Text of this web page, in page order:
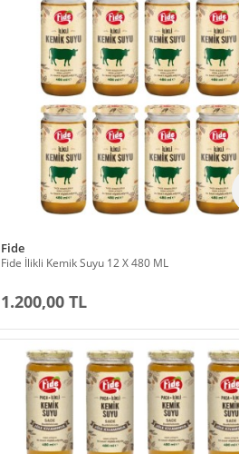
Fide
Fide İlikli Kemik Suyu 12 X 480 ML
1.200,00 TL